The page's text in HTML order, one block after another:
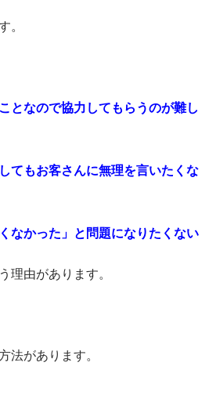
。
となので協力してもらうのが難し
てもお客さんに無理を言いたくな
なかった」と問題になりたくない
理由があります。
法があります。